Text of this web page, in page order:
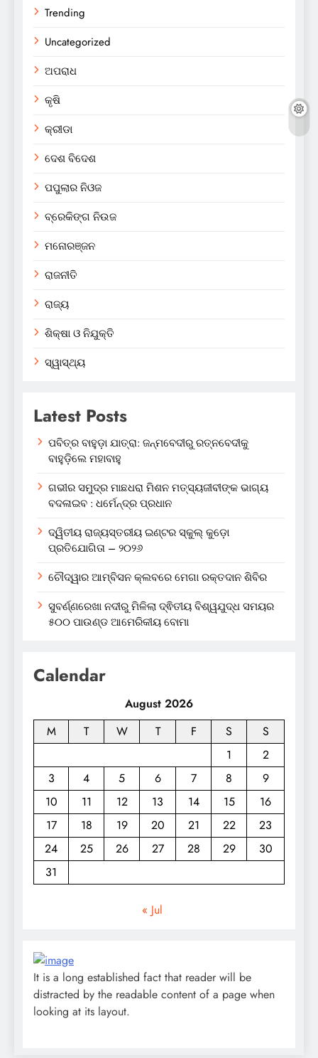
Trending
Uncategorized
ଅପରାଧ
କୃଷି
କ୍ରୀଡା
ଦେଶ ବିଦେଶ
ପପୁଲାର ନିଓଜ
ବ୍ରେକିଙ୍ଗ ନିଉଜ
ମନୋରଞ୍ଜନ
ରାଜନୀତି
ରାଜ୍ୟ
ଶିକ୍ଷା ଓ ନିଯୁକ୍ତି
ସ୍ୱାସ୍ଥ୍ୟ
Latest Posts
ପବିତ୍ର ବାହୁଡ଼ା ଯାତ୍ରା: ଜନ୍ମବେଦୀରୁ ରତ୍ନବେଦୀକୁ
ବାହୁଡ଼ିଲେ ମହାବାହୁ
ଗଭୀର ସମୁଦ୍ର ମାଛଧରା ମିଶନ ମତ୍ସ୍ୟଜୀବୀଙ୍କ ଭାଗ୍ୟ
ବଦଳାଇବ : ଧର୍ମେନ୍ଦ୍ର ପ୍ରଧାନ
ଦ୍ୱିତୀୟ ରାଜ୍ୟସ୍ତରୀୟ ଇଣ୍ଟର ସ୍କୁଲ୍ କୁଡ଼ୋ
ପ୍ରତିଯୋଗିତା – ୨୦୨୬
ଚୌଦ୍ୱାର ଆମ୍ବିସନ କ୍ଲବରେ ମେଗା ରକ୍ତଦାନ ଶିବିର
ସୁବର୍ଣ୍ଣରେଖା ନଦୀରୁ ମିଳିଲା ଦ୍ଵିତୀୟ ବିଶ୍ୱଯୁଦ୍ଧ ସମୟର
୫୦୦ ପାଉଣ୍ଡ ଆମେରିକୀୟ ବୋମା
Calendar
August 2026
M
T W T F S
S
1
2
3
4 5 6 7 8
9
10
11 12 13 14 15
16
17
18 19 20 21 22
23
24
25 26 27 28 29
30
31
« Jul
It is a long established fact that reader will be
distracted by the readable content of a page when
looking at its layout.